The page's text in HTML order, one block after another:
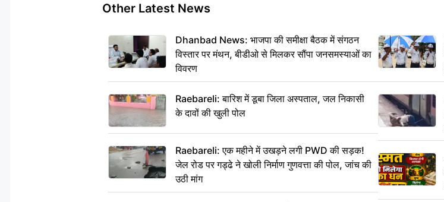
Other Latest News
Dhanbad News: भाजपा की समीक्षा बैठक में संगठन
विस्तार पर मंथन, बीडीओ से मिलकर सौंपा जनसमस्याओं का
विवरण
Raebareli: बारिश में डूबा जिला अस्पताल, जल निकासी
के दावों की खुली पोल
Raebareli: एक महीने में उखड़ने लगी PWD की सड़क!
जेल रोड पर गड्ढे ने खोली निर्माण गुणवत्ता की पोल, जांच की
उठी मांग